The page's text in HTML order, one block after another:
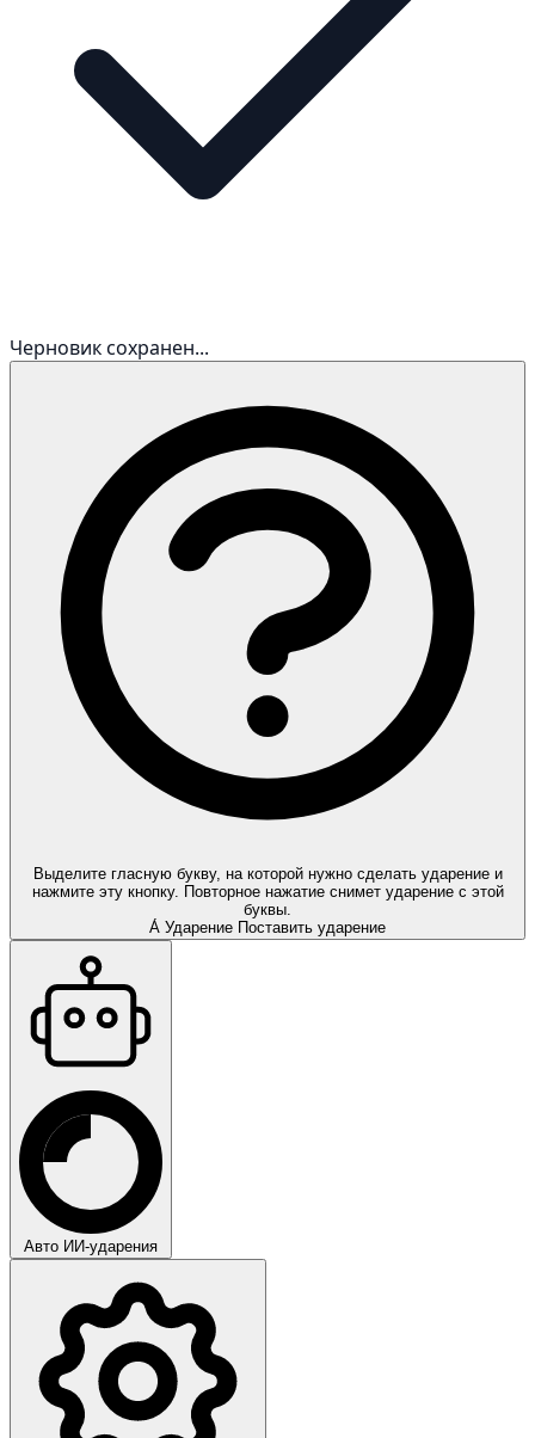
Черновик сохранен...
Выделите гласную букву, на которой нужно сделать ударение и
нажмите эту кнопку. Повторное нажатие снимет ударение с этой
буквы.
А́ Ударение Поставить ударение
Авто ИИ-ударения